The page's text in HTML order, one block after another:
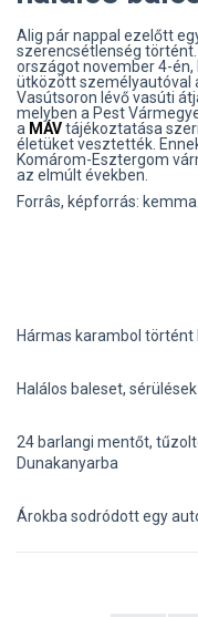
Alig pár nappal ezelőtt
szerencsétlenség történt.
országot november 4-
ütközött személyautóval
Vasútsoron lévő vasúti
melyben a Pest
a MÁVtájékoztatása
életüket vesztették.
Komárom-Esztergom
az elmúlt években.
Forrâs, képforrás:
Hármas karambol
Halálos baleset,
24 barlangi mentőt,
Dunakanyarba
Árokba sodródott egy